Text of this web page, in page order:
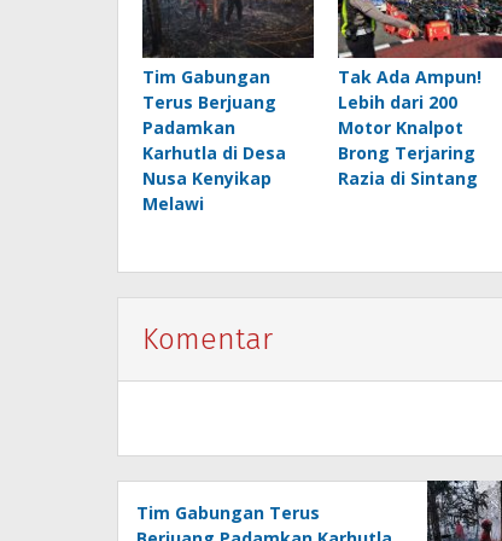
Tim Gabungan
Terus Berjuang
Padamkan
Karhutla di Desa
Nusa Kenyikap
Melawi
Tak Ada Ampun!
Lebih dari 200
Motor Knalpot
Brong Terjaring
Razia di Sintang
Komentar
Tim Gabungan Terus